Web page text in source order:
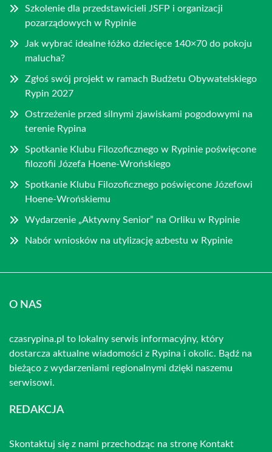
Szkolenie dla przedstawicieli JSFP i organizacji
pozarządowych w Rypinie
Jak wybrać idealne łóżko dziecięce 140×70 do pokoju
malucha?
Zgłoś swój projekt w ramach Budżetu Obywatelskiego
Rypin 2027
Ostrzeżenie przed silnymi zjawiskami pogodowymi na
terenie Rypina
Spotkanie Klubu Filozoficznego w Rypinie poświęcone
filozofii Józefa Hoene-Wrońskiego
Spotkanie Klubu Filozoficznego poświęcone Józefowi
Hoene-Wrońskiemu
Wydarzenie „Aktywny Senior” na Orliku w Rypinie
Nabór wniosków na utylizację azbestu w Rypinie
O NAS
czasrypina.pl to lokalny serwis informacyjny, który
dostarcza aktualne wiadomości z Rypina i okolic. Bądź na
bieżąco z wydarzeniami regionalnymi dzięki naszemu
serwisowi.
REDAKCJA
Skontaktuj się z nami przechodząc na stronę Kontakt